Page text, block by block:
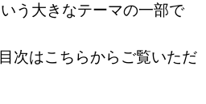
う大きなテーマの一部で
次はこちらからご覧いただ